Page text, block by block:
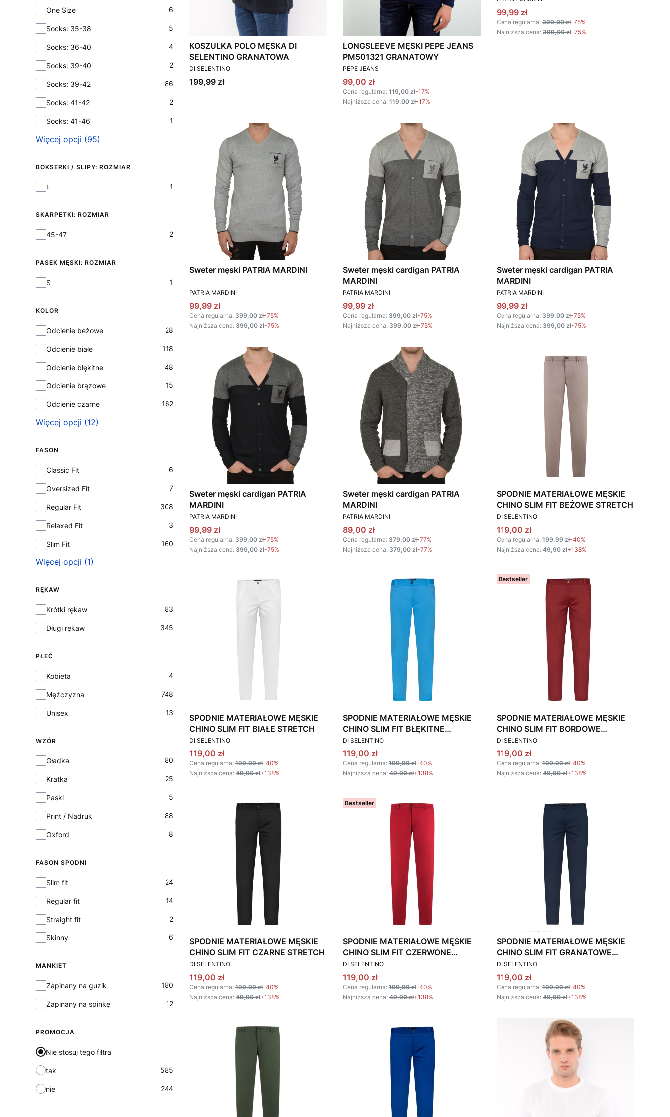
One Size 6
Socks: 35-38 5
Socks: 36-40 4
Socks: 39-40 2
Socks: 39-42 86
Socks: 41-42 2
Socks: 41-46 1
Więcej opcji (95)
BOKSERKI / SLIPY: ROZMIAR
Bokserki / Slipy: Rozmiar
L 1
SKARPETKI: ROZMIAR
Skarpetki: Rozmiar
45-47 2
PASEK MĘSKI: ROZMIAR
Pasek męski: Rozmiar
S 1
KOLOR
Kolor
Odcienie beżowe 28
Odcienie białe 118
Odcienie błękitne 48
Odcienie brązowe 15
Odcienie czarne 162
Więcej opcji (12)
FASON
Fason
Classic Fit 6
Oversized Fit 7
Regular Fit 308
Relaxed Fit 3
Slim Fit 160
Więcej opcji (1)
RĘKAW
Rękaw
Krótki rękaw 83
Długi rękaw 345
PŁEĆ
PłećKobieta 4
Mężczyzna 748
Unisex 13
WZÓR
Wzór
Gładka 80
Kratka 25
Paski 5
Print / Nadruk 88
Oxford 8
FASON SPODNI
Fason spodni
Slim fit 24
Regular fit 14
Straight fit 2
Skinny 6
MANKIET
Mankiet
Zapinany na guzik 180
Zapinany na spinkę 12
PROMOCJA
Nie stosuj tego filtra
tak 585
nie 244
KOSZULKA POLO MĘSKA DI
SELENTINO GRANATOWA
PRODUCENT
DI SELENTINO
Cena
199,99 zł
LONGSLEEVE MĘSKI PEPE JEANS
PM501321 GRANATOWY
PRODUCENT
PEPE JEANS
Cena promocyjna
99,00 zł
Cena regularna: 119,00 zł-17%
Najniższa cena: 119,00 zł-17%
Cena promocyjna
99,99 zł
Cena regularna: 399,00 zł-75%
Najniższa cena: 399,00 zł-75%
Sweter męski PATRIA MARDINI
PRODUCENT
PATRIA MARDINI
Cena promocyjna
99,99 zł
Cena regularna: 399,00 zł-75%
Najniższa cena: 399,00 zł-75%
Sweter męski cardigan PATRIA
MARDINI
PRODUCENT
PATRIA MARDINI
Cena promocyjna
99,99 zł
Cena regularna: 399,00 zł-75%
Najniższa cena: 399,00 zł-75%
Sweter męski cardigan PATRIA
MARDINI
PRODUCENT
PATRIA MARDINI
Cena promocyjna
99,99 zł
Cena regularna: 399,00 zł-75%
Najniższa cena: 399,00 zł-75%
Sweter męski cardigan PATRIA
MARDINI
PRODUCENT
PATRIA MARDINI
Cena promocyjna
99,99 zł
Cena regularna: 399,00 zł-75%
Najniższa cena: 399,00 zł-75%
Sweter męski cardigan PATRIA
MARDINI
PRODUCENT
PATRIA MARDINI
Cena promocyjna
89,00 zł
Cena regularna: 379,00 zł-77%
Najniższa cena: 379,00 zł-77%
SPODNIE MATERIAŁOWE MĘSKIE
CHINO SLIM FIT BEŻOWE STRETCH
PRODUCENT
DI SELENTINO
Cena promocyjna
119,00 zł
Cena regularna: 199,99 zł-40%
Najniższa cena: 49,90 zł+138%
SPODNIE MATERIAŁOWE MĘSKIE
CHINO SLIM FIT BIAŁE STRETCH
PRODUCENT
DI SELENTINO
Cena promocyjna
119,00 zł
Cena regularna: 199,99 zł-40%
Najniższa cena: 49,90 zł+138%
SPODNIE MATERIAŁOWE MĘSKIE
CHINO SLIM FIT BŁĘKITNE
STRETCH
PRODUCENT
DI SELENTINO
Cena promocyjna
119,00 zł
Cena regularna: 199,99 zł-40%
Najniższa cena: 49,90 zł+138%
Bestseller
SPODNIE MATERIAŁOWE MĘSKIE
CHINO SLIM FIT BORDOWE
STRETCH
PRODUCENT
DI SELENTINO
Cena promocyjna
119,00 zł
Cena regularna: 199,99 zł-40%
Najniższa cena: 49,90 zł+138%
SPODNIE MATERIAŁOWE MĘSKIE
CHINO SLIM FIT CZARNE STRETCH
PRODUCENT
DI SELENTINO
Cena promocyjna
119,00 zł
Cena regularna: 199,99 zł-40%
Najniższa cena: 49,90 zł+138%
Bestseller
SPODNIE MATERIAŁOWE MĘSKIE
CHINO SLIM FIT CZERWONE
STRETCH
PRODUCENT
DI SELENTINO
Cena promocyjna
119,00 zł
Cena regularna: 199,99 zł-40%
Najniższa cena: 49,90 zł+138%
SPODNIE MATERIAŁOWE MĘSKIE
CHINO SLIM FIT GRANATOWE
STRETCH
PRODUCENT
DI SELENTINO
Cena promocyjna
119,00 zł
Cena regularna: 199,99 zł-40%
Najniższa cena: 49,90 zł+138%